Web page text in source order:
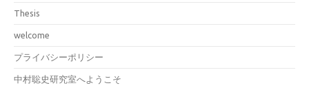
Thesis
welcome
プライバシーポリシー
中村聡史研究室へようこそ